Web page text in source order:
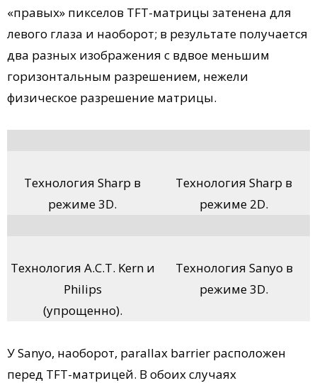
«правых» пикселов TFT-матрицы затенена для
левого глаза и наоборот; в результате получается
два разных изображения с вдвое меньшим
горизонтальным разрешением, нежели
физическое разрешение матрицы.
Технология Sharp в
режиме 3D.
Технология Sharp в
режиме 2D.
Технология A.C.T. Kern и
Philips
(упрощенно).
Технология Sanyo в
режиме 3D.
У Sanyo, наоборот, parallax barrier расположен
перед TFT-матрицей. В обоих случаях